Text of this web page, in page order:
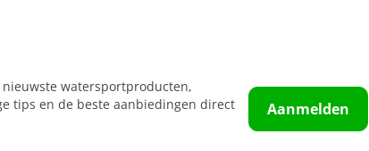
watersportproducten,
tips en de beste aanbiedingen direct
Aanmelden